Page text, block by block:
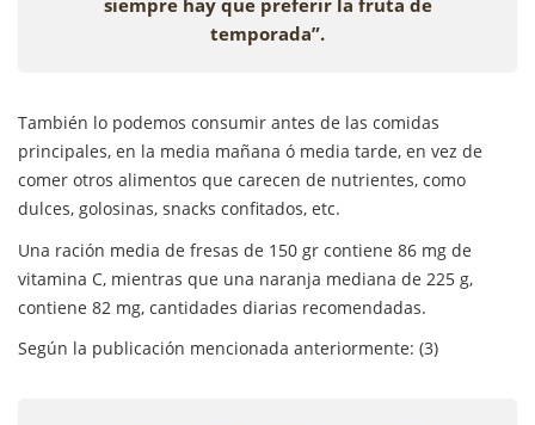
siempre hay que preferir la fruta de
temporada”.
También lo podemos consumir antes de las comidas
principales, en la media mañana ó media tarde, en vez de
comer otros alimentos que carecen de nutrientes, como
dulces, golosinas, snacks confitados, etc.
Una ración media de fresas de 150 gr contiene 86 mg de
vitamina C, mientras que una naranja mediana de 225 g,
contiene 82 mg, cantidades diarias recomendadas.
Según la publicación mencionada anteriormente: (3)